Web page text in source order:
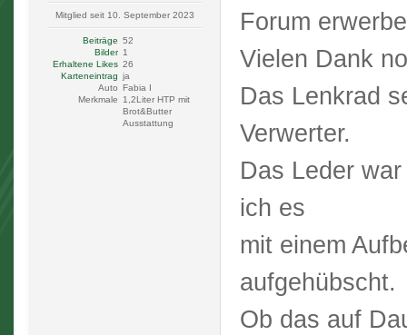
Mitglied seit 10. September 2023
Beiträge 52
Bilder 1
Erhaltene Likes 26
Karteneintrag ja
Auto
Fabia I
Merkmale 1,2Liter HTP mit
Brot&Butter
Ausstattung
Forum
Vielen Dank
Das Lenkrad
Verwerter.
Das Leder
ich es
mit einem
aufgehübscht.
Ob das auf